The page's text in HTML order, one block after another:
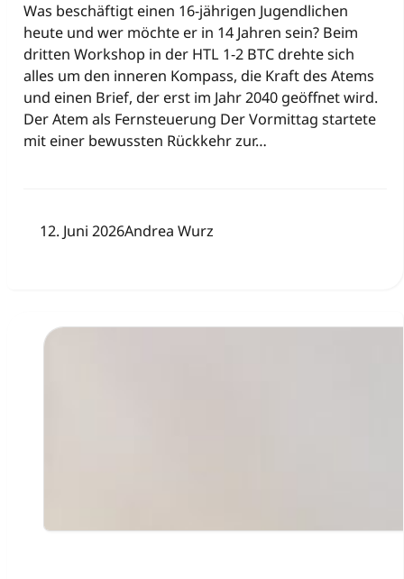
Was beschäftigt einen 16-jährigen Jugendlichen
heute und wer möchte er in 14 Jahren sein? Beim
dritten Workshop in der HTL 1-2 BTC drehte sich
alles um den inneren Kompass, die Kraft des Atems
und einen Brief, der erst im Jahr 2040 geöffnet wird.
Der Atem als Fernsteuerung Der Vormittag startete
mit einer bewussten Rückkehr zur…
12. Juni 2026Andrea Wurz